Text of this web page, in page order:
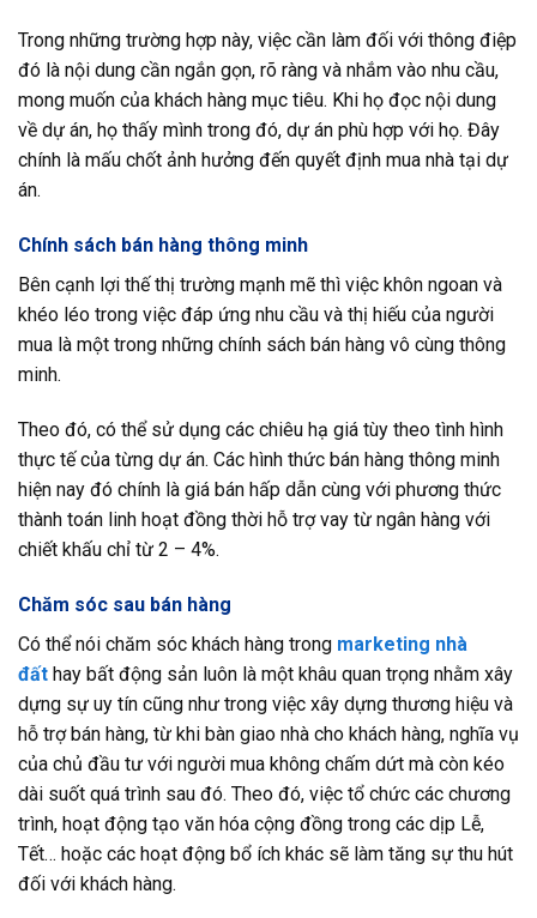
Trong những trường hợp này, việc cần làm đối với thông điệp
đó là nội dung cần ngắn gọn, rõ ràng và nhắm vào nhu cầu,
mong muốn của khách hàng mục tiêu. Khi họ đọc nội dung
về dự án, họ thấy mình trong đó, dự án phù hợp với họ. Đây
chính là mấu chốt ảnh hưởng đến quyết định mua nhà tại dự
án.
Chính sách bán hàng thông minh
Bên cạnh lợi thế thị trường mạnh mẽ thì việc khôn ngoan và
khéo léo trong việc đáp ứng nhu cầu và thị hiếu của người
mua là một trong những chính sách bán hàng vô cùng thông
minh.
Theo đó, có thể sử dụng các chiêu hạ giá tùy theo tình hình
thực tế của từng dự án. Các hình thức bán hàng thông minh
hiện nay đó chính là giá bán hấp dẫn cùng với phương thức
thành toán linh hoạt đồng thời hỗ trợ vay từ ngân hàng với
chiết khấu chỉ từ 2 – 4%.
Chăm sóc sau bán hàng
Có thể nói chăm sóc khách hàng trong marketing nhà
đất hay bất động sản luôn là một khâu quan trọng nhằm xây
dựng sự uy tín cũng như trong việc xây dựng thương hiệu và
hỗ trợ bán hàng, từ khi bàn giao nhà cho khách hàng, nghĩa vụ
của chủ đầu tư với người mua không chấm dứt mà còn kéo
dài suốt quá trình sau đó. Theo đó, việc tổ chức các chương
trình, hoạt động tạo văn hóa cộng đồng trong các dịp Lễ,
Tết… hoặc các hoạt động bổ ích khác sẽ làm tăng sự thu hút
đối với khách hàng.